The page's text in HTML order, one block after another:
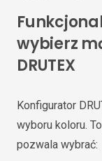
wybierz
DRUTEX
Konfigurator
wyboru koloru. To
pozwala wybrać: